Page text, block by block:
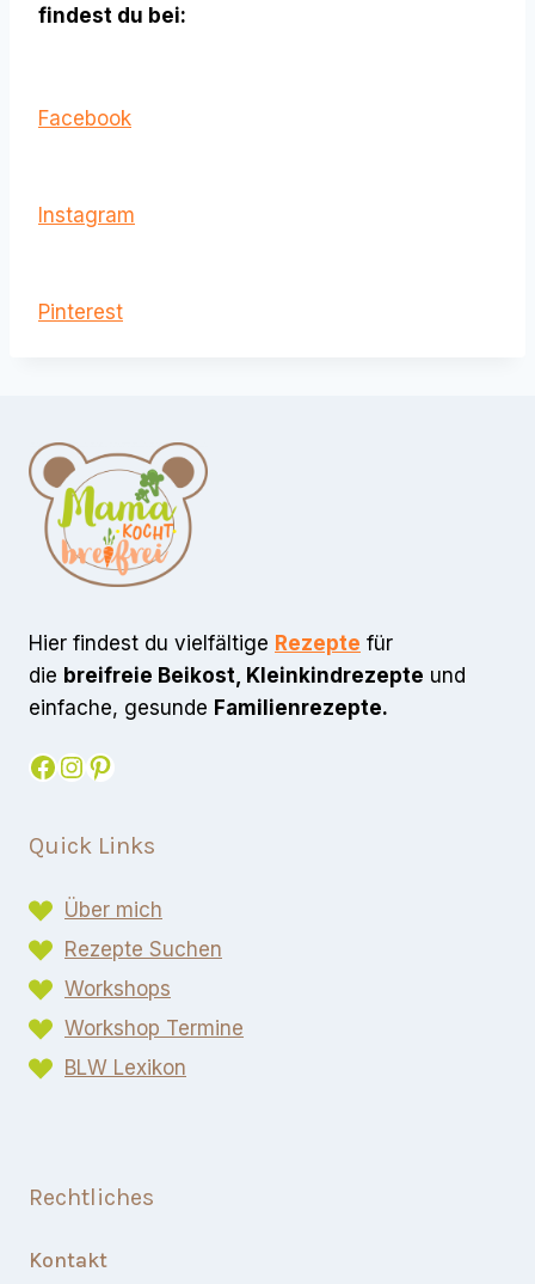
findest du bei:
Facebook
Instagram
Pinterest
Hier findest du vielfältige Rezepte für
die breifreie Beikost, Kleinkindrezepte und
einfache, gesunde Familienrezepte.
Facebook
Instagram
Pinterest
Quick Links
Über mich
Rezepte Suchen
Workshops
Workshop Termine
BLW Lexikon​
Rechtliches
Kontakt